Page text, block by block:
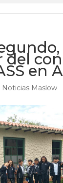
del
en
Noticias Maslow